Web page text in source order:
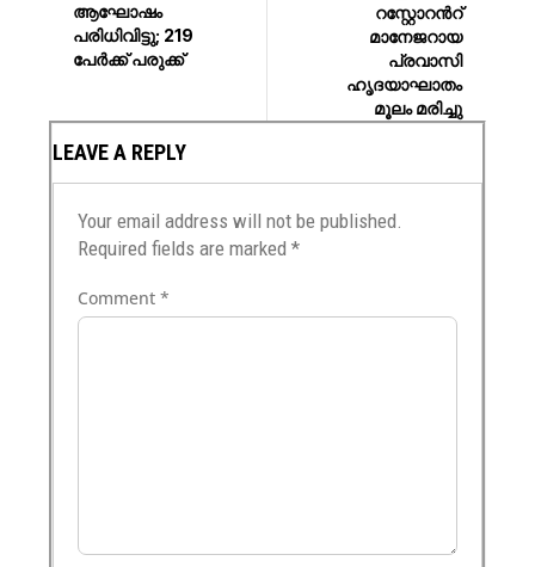
ആഘോഷം
പരിധിവിട്ടു; 219
പേർക്ക് പരുക്ക്
റസ്റ്റോറന്‍റ്
മാനേജറായ
പ്രവാസി
ഹൃദയാഘാതം
മൂലം മരിച്ചു
LEAVE A REPLY
Your email address will not be published.
Required fields are marked*
Comment*